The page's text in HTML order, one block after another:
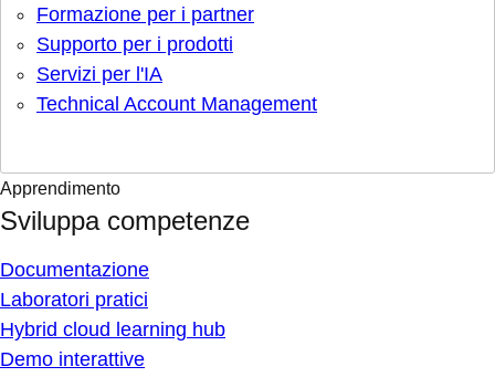
Formazione per i partner
Supporto per i prodotti
Servizi per l'IA
Technical Account Management
Apprendimento
Sviluppa competenze
Documentazione
Laboratori pratici
Hybrid cloud learning hub
Demo interattive